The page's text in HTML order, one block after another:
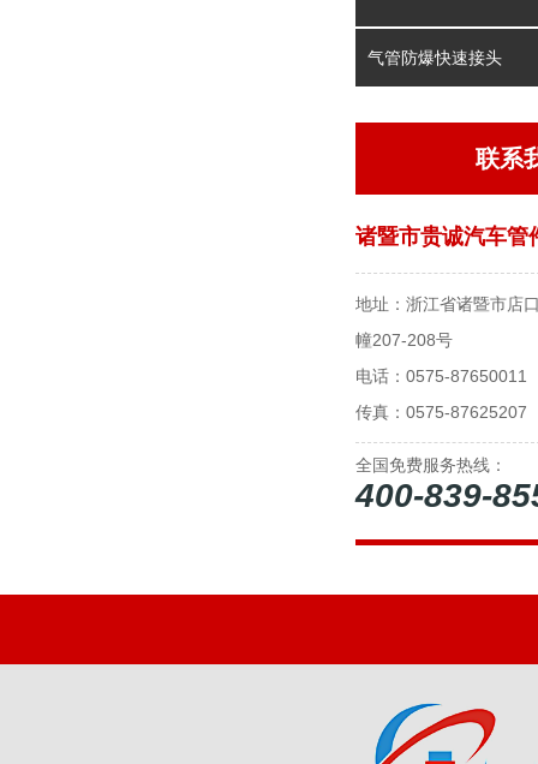
气管防爆快速接头
联系
诸暨市贵诚汽车管
地址：浙江省诸暨市店
幢207-208号
电话：0575-87650011
传真：0575-87625207
全国免费服务热线：
400-839-